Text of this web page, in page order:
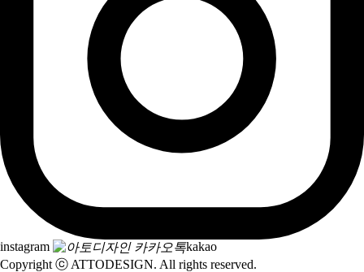
instagram
kakao
Copyright ⓒ ATTODESIGN. All rights reserved.